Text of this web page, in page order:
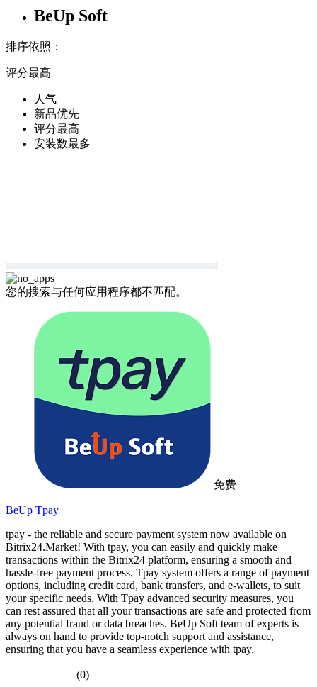
BeUp Soft
排序依照：
评分最高
人气
新品优先
评分最高
安装数最多
您的搜索与任何应用程序都不匹配。
免费
BeUp Tpay
tpay - the reliable and secure payment system now available on
Bitrix24.Market! With tpay, you can easily and quickly make
transactions within the Bitrix24 platform, ensuring a smooth and
hassle-free payment process. Tpay system offers a range of payment
options, including credit card, bank transfers, and e-wallets, to suit
your specific needs. With Tpay advanced security measures, you
can rest assured that all your transactions are safe and protected from
any potential fraud or data breaches. BeUp Soft team of experts is
always on hand to provide top-notch support and assistance,
ensuring that you have a seamless experience with tpay.
(0)